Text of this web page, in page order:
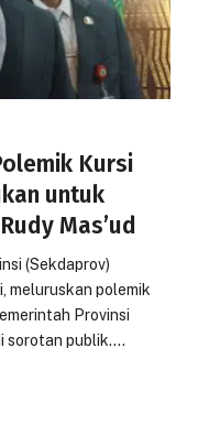
Kursi
untuk
Mas’ud
(Sekdaprov)
meluruskan polemik
Provinsi
sorotan publik.…